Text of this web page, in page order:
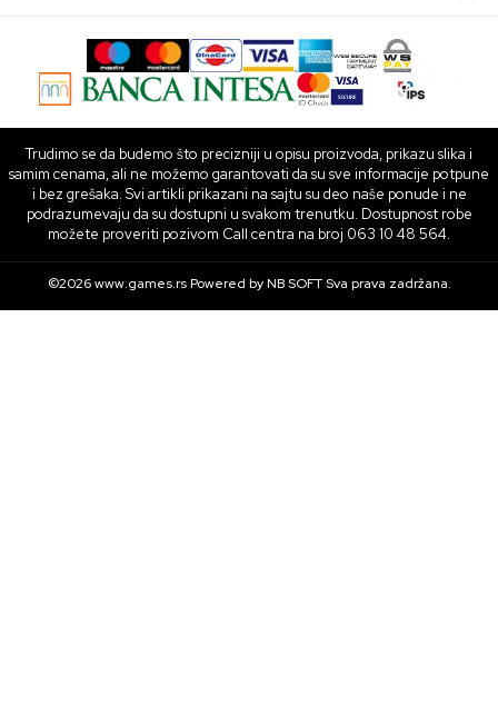
Trudimo se da budemo što precizniji u opisu proizvoda, prikazu slika i
samim cenama, ali ne možemo garantovati da su sve informacije potpune
i bez grešaka. Svi artikli prikazani na sajtu su deo naše ponude i ne
podrazumevaju da su dostupni u svakom trenutku. Dostupnost robe
možete proveriti pozivom Call centra na broj 063 10 48 564.
©2026www.games.rs Powered byNB SOFTSva prava zadržana.